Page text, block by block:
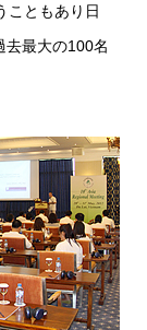
こともあり日
去最大の100名